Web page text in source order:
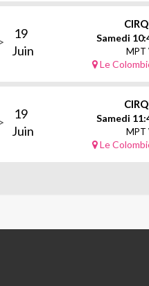
19
Juin
Samedi
MPT
Le
19
Juin
Samedi
MPT
Le